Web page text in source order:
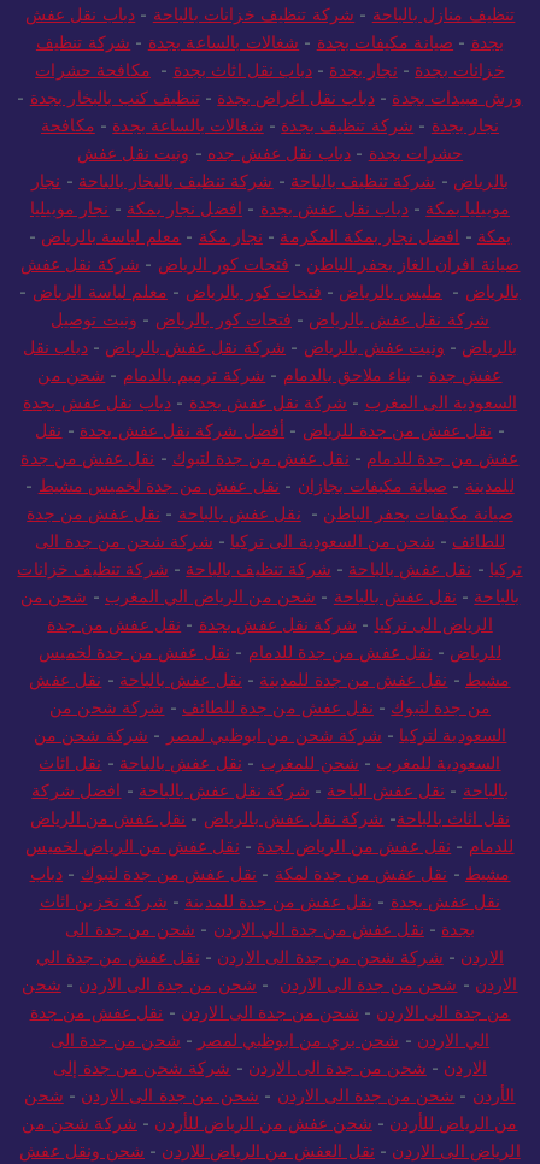
تنظيف منازل بالباحة - شركة تنظيف خزانات بالباحة - دباب نقل عفش
بجدة - صيانة مكيفات بجدة - شغالات بالساعة بجدة - شركة تنظيف
خزانات بجدة - نجار بجدة - دباب نقل اثاث بجدة - مكافحة حشرات
ورش مبيدات بجدة -دباب نقل اغراض بجدة -تنظيف كنب بالبخار بجدة -
نجار بجدة - شركة تنظيف بجدة - شغالات بالساعة بجدة - مكافحة
حشرات بجدة - دباب نقل عفش جده - ونيت نقل عفش
بالرياض - شركة تنظيف بالباحة - شركة تنظيف بالبخار بالباحة - نجار
موبيليا بمكة -دباب نقل عفش بجدة - افضل نجار بمكة - نجار موبيليا
بمكة - افضل نجار بمكة المكرمة - نجار مكة - معلم لياسة بالرياض -
صيانة افران الغاز بحفر الباطن - فتحات كور الرياض - شركة نقل عفش
بالرياض - مليس بالرياض - فتحات كور بالرياض - معلم لياسة الرياض -
شركة نقل عفش بالرياض - فتحات كور بالرياض - ونيت توصيل
بالرياض - ونيت عفش بالرياض - شركة نقل عفش بالرياض -دباب نقل
عفش جدة - بناء ملاحق بالدمام - شركة ترميم بالدمام - شحن من
السعودية الى المغرب - شركة نقل عفش بجدة - دباب نقل عفش بجدة
- نقل عفش من جدة للرياض - أفضل شركة نقل عفش بجدة - نقل
عفش من جدة للدمام - نقل عفش من جدة لتبوك - نقل عفش من جدة
للمدينة - صيانة مكيفات بجازان - نقل عفش من جدة لخميس مشيط -
صيانة مكيفات بحفر الباطن - نقل عفش بالباحة - نقل عفش من جدة
للطائف - شحن من السعودية الى تركيا - شركة شحن من جدة الى
تركيا - نقل عفش بالباحة - شركة تنظيف بالباحة - شركة تنظيف خزانات
بالباحة - نقل عفش بالباحة - شحن من الرياض الي المغرب - شحن من
الرياض الى تركيا - شركة نقل عفش بجدة - نقل عفش من جدة
للرياض - نقل عفش من جدة للدمام - نقل عفش من جدة لخميس
مشيط - نقل عفش من جدة للمدينة - نقل عفش بالباحة - نقل عفش
من جدة لتبوك - نقل عفش من جدة للطائف - شركة شحن من
السعودية لتركيا - شركة شحن من ابوظبي لمصر - شركة شحن من
السعودية للمغرب - شحن للمغرب - نقل عفش بالباحة - نقل اثاث
بالباحة - نقل عفش الباحة - شركة نقل عفش بالباحة - افضل شركة
نقل اثاث بالباحة- شركة نقل عفش بالرياض - نقل عفش من الرياض
للدمام - نقل عفش من الرياض لجدة - نقل عفش من الرياض لخميس
مشيط - نقل عفش من جدة لمكة - نقل عفش من جدة لتبوك - دباب
نقل عفش بجدة - نقل عفش من جدة للمدينة - شركة تخزين اثاث
بجدة - نقل عفش من جدة الي الاردن - شحن من جدة الى
الاردن - شركة شحن من جدة الى الاردن - نقل عفش من جدة الي
الاردن - شحن من جدة الى الاردن - شحن من جدة الى الاردن - شحن
من جدة الى الاردن - شحن من جدة الى الاردن - نقل عفش من جدة
الي الاردن - شحن بري من ابوظبي لمصر - شحن من جدة الى
الاردن - شحن من جدة الى الاردن - شركة شحن من جدة إلى
الأردن - شحن من جدة الى الاردن - شحن من جدة الى الاردن - شحن
من الرياض للأردن - شحن عفش من الرياض للأردن - شركة شحن من
الرياض الى الاردن - نقل العفش من الرياض للاردن - شحن ونقل عفش